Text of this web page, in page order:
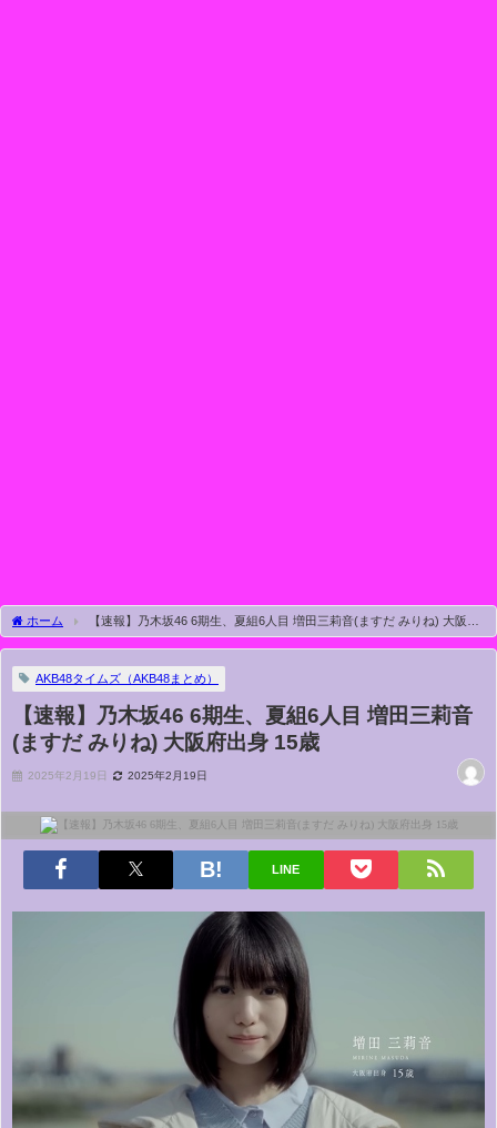
ホーム
【速報】乃木坂46 6期生、夏組6人目 増田三莉音(ますだ みりね) 大阪府
出身 15歳
AKB48タイムズ（AKB48まとめ）
【速報】乃木坂46 6期生、夏組6人目 増田三莉音
(ますだ みりね) 大阪府出身 15歳
2025年2月19日 2025年2月19日
LINE